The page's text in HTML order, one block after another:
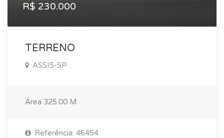
R$ 230.000
TERRENO
ASSIS-SP
Área 325.00 M
Referência: 46454